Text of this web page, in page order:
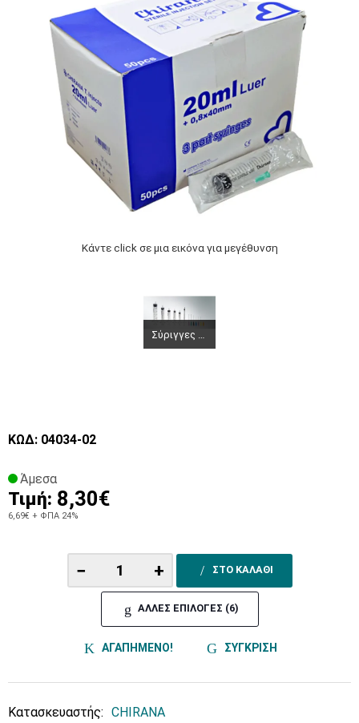
Κάντε click σε μια εικόνα για μεγέθυνση
ΚΩΔ: 04034-02
Άμεσα
Τιμή: 8,30€
6,69€ + ΦΠΑ 24%
− + ΣΤΟ ΚΑΛΑΘΙ
ΑΛΛΕΣ ΕΠΙΛΟΓΕΣ (6)
ΑΓΑΠΗΜΕΝΟ! ΣΥΓΚΡΙΣΗ
Κατασκευαστής: CHIRANA